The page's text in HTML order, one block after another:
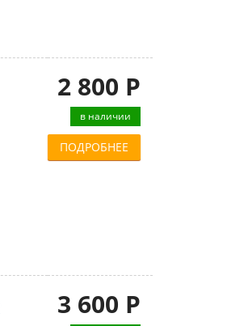
2 800 Р
в наличии
ПОДРОБНЕЕ
3 600 Р